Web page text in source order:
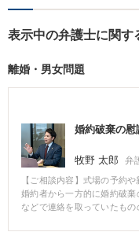
談
ま
表示中の弁護士に関す
離婚・男女問題
婚約破棄の慰
牧野 太郎 弁
【ご相談内容】式場の予約
婚約者から一方的に婚約破
などで連絡を取っていたも
め、まずは弁護士名義で内